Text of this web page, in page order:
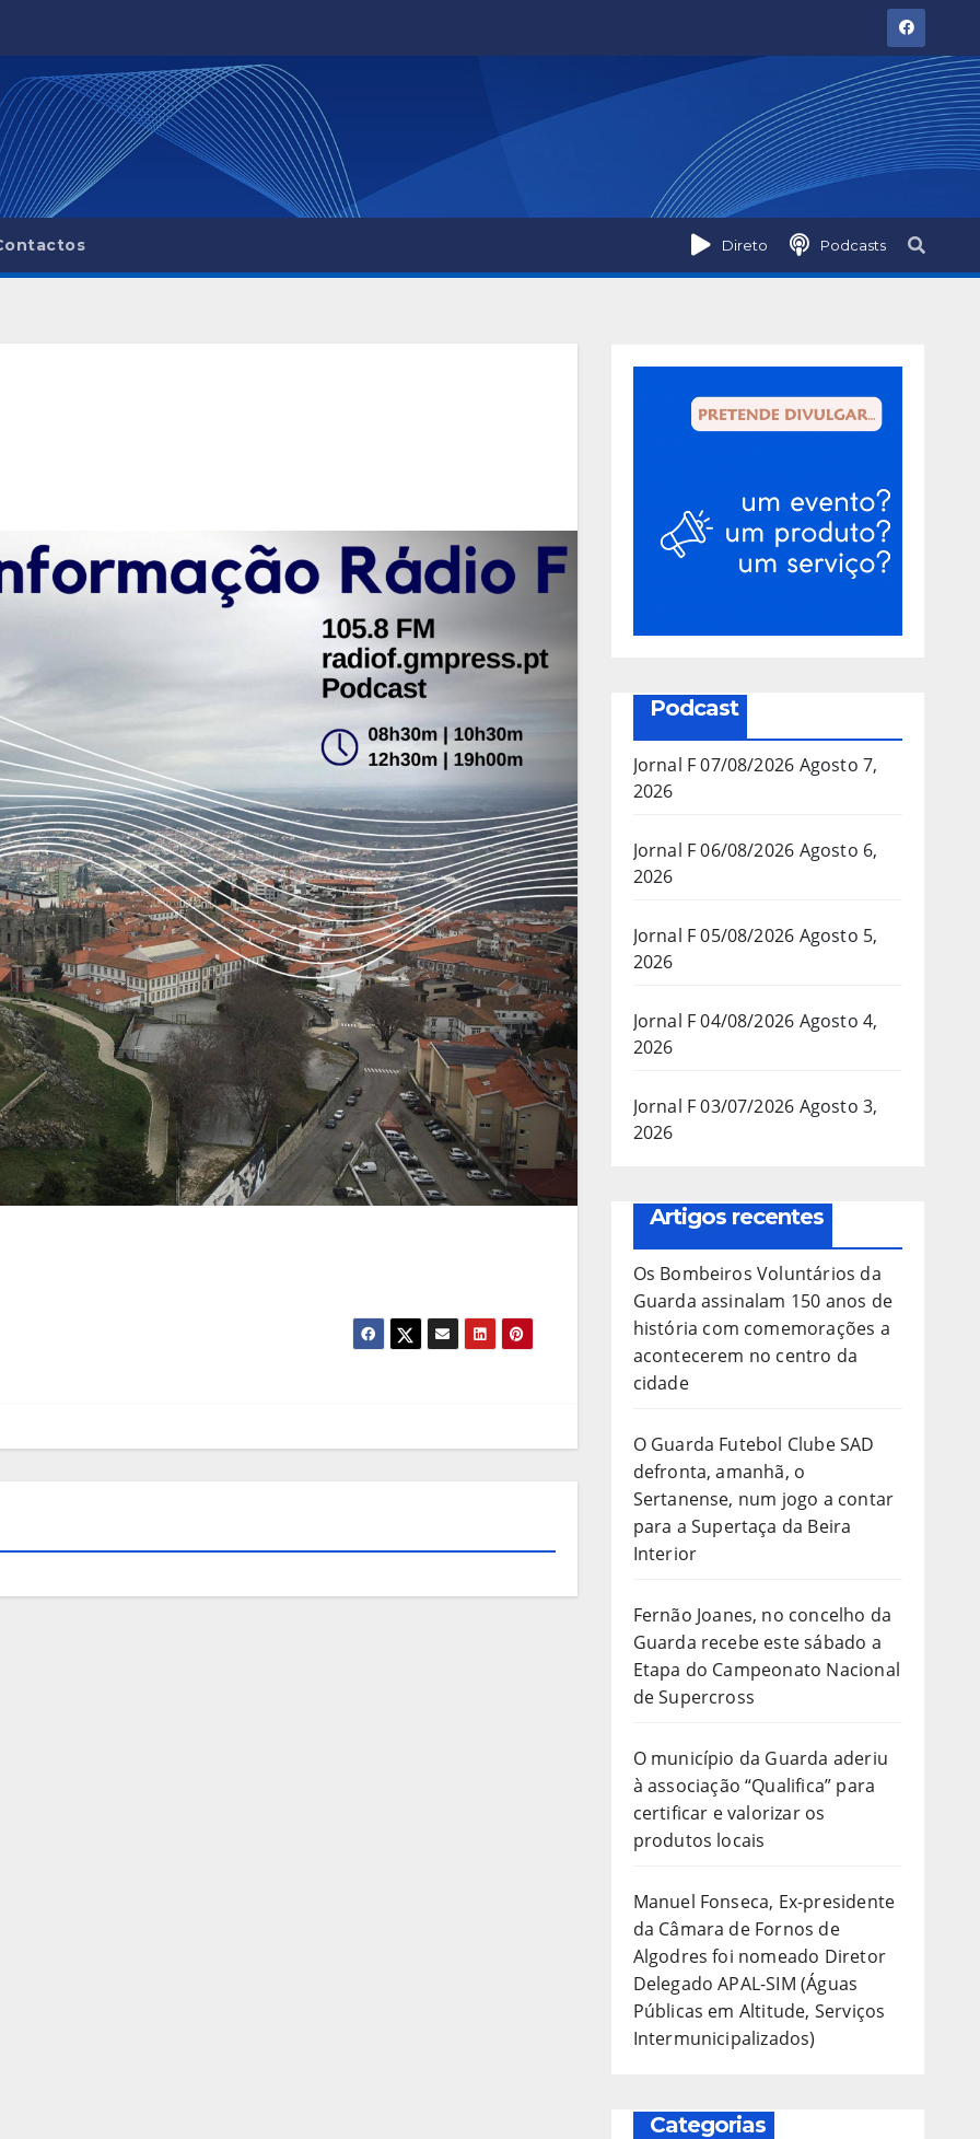
Direto Podcasts
Podcast
Jornal F 07/08/2026 Agosto 7,
2026
Jornal F 06/08/2026 Agosto 6,
2026
Jornal F 05/08/2026 Agosto 5,
2026
Jornal F 04/08/2026 Agosto 4,
2026
Jornal F 03/07/2026 Agosto 3,
2026
Artigos recentes
Os Bombeiros Voluntários da
Guarda assinalam 150 anos de
história com comemorações a
acontecerem no centro da
cidade
O Guarda Futebol Clube SAD
defronta, amanhã, o
Sertanense, num jogo a contar
para a Supertaça da Beira
Interior
Fernão Joanes, no concelho da
Guarda recebe este sábado a
Etapa do Campeonato Nacional
de Supercross
O município da Guarda aderiu
à associação “Qualifica” para
certificar e valorizar os
produtos locais
Manuel Fonseca, Ex-presidente
da Câmara de Fornos de
Algodres foi nomeado Diretor
Delegado APAL-SIM (Águas
Públicas em Altitude, Serviços
Intermunicipalizados)
Categorias